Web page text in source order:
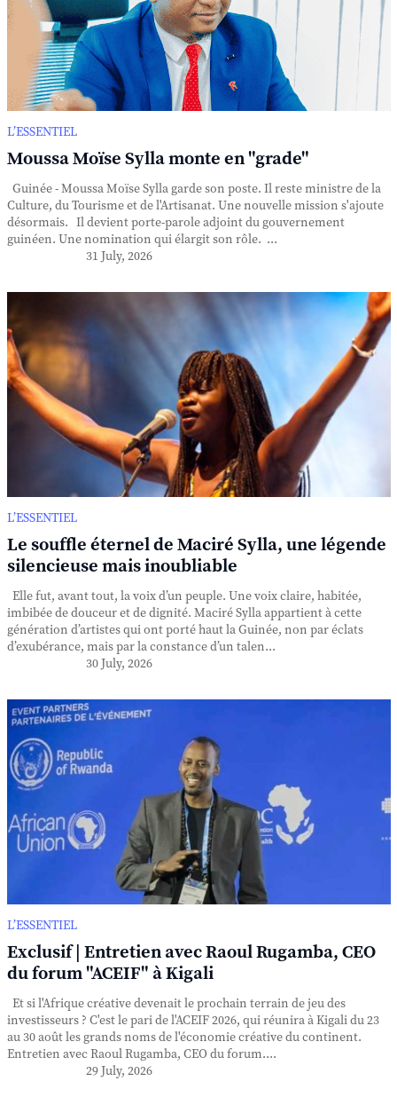
L’ESSENTIEL
Moussa Moïse Sylla monte en "grade"
Guinée - Moussa Moïse Sylla garde son poste. Il reste ministre de la
Culture, du Tourisme et de l'Artisanat. Une nouvelle mission s'ajoute
désormais. Il devient porte-parole adjoint du gouvernement
guinéen. Une nomination qui élargit son rôle. ...
31 July, 2026
L’ESSENTIEL
Le souffle éternel de Maciré Sylla, une légende
silencieuse mais inoubliable
Elle fut, avant tout, la voix d’un peuple. Une voix claire, habitée,
imbibée de douceur et de dignité. Maciré Sylla appartient à cette
génération d’artistes qui ont porté haut la Guinée, non par éclats
d’exubérance, mais par la constance d’un talen...
30 July, 2026
L’ESSENTIEL
Exclusif | Entretien avec Raoul Rugamba, CEO
du forum "ACEIF" à Kigali
Et si l'Afrique créative devenait le prochain terrain de jeu des
investisseurs ? C'est le pari de l'ACEIF 2026, qui réunira à Kigali du 23
au 30 août les grands noms de l'économie créative du continent.
Entretien avec Raoul Rugamba, CEO du forum....
29 July, 2026